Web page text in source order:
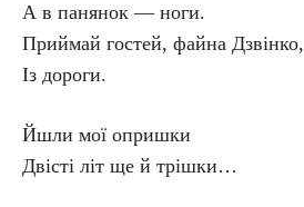
А в панянок — ноги.
Приймай гостей, файна Дзвінко,
Із дороги.
Йшли мої опришки
Двісті літ ще й трішки…